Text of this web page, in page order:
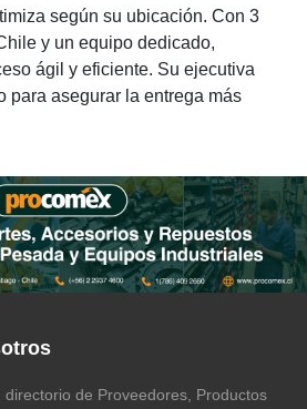
según su ubicación. Con 3
y un equipo dedicado,
ágil y eficiente. Su ejecutiva
para asegurar la entrega más
de Proveedores, Productos